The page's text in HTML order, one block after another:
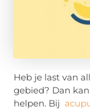
Heb je last van
gebied? Dan
helpen. Bij